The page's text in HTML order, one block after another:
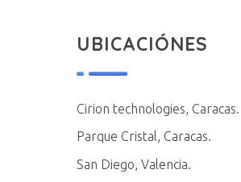
UBICACIÓNES
Cirion technologies, Caracas.
Parque Cristal, Caracas.
San Diego, Valencia.